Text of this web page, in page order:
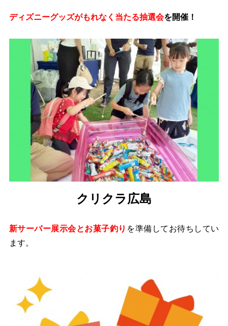
ディズニーグッズがもれなく当たる抽選会を開催！
クリクラ広島
新サーバー展示会とお菓子釣り を準備してお待ちしてい
ます。